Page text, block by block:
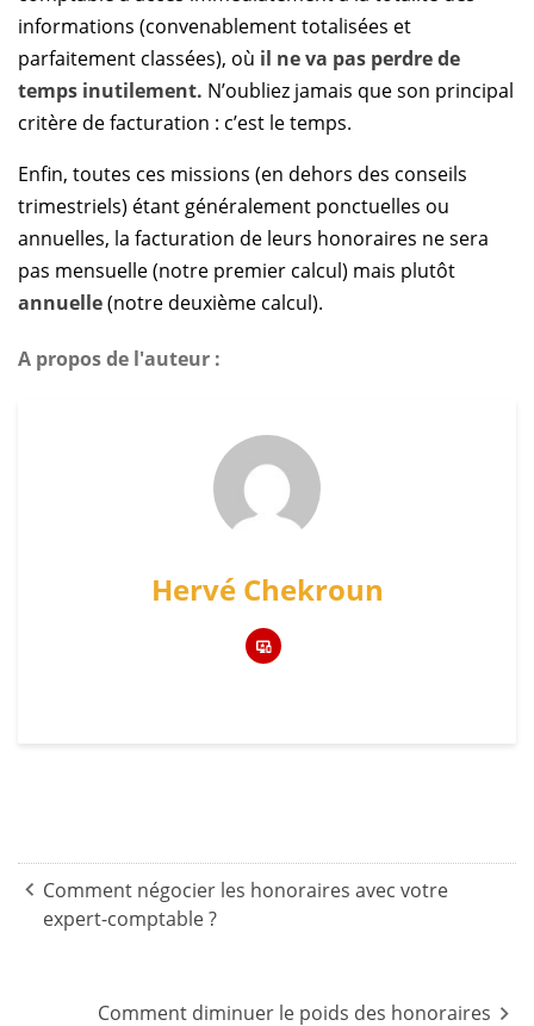
informations (convenablement totalisées et
parfaitement classées), où il ne va pas perdre de
temps inutilement. N’oubliez jamais que son principal
critère de facturation : c’est le temps.
Enfin, toutes ces missions (en dehors des conseils
trimestriels) étant généralement ponctuelles ou
annuelles, la facturation de leurs honoraires ne sera
pas mensuelle (notre premier calcul) mais plutôt
annuelle(notre deuxième calcul).
A propos de l'auteur :
Hervé Chekroun
de
l’article
Comment négocier les honoraires avec votre
expert-comptable ?
Comment diminuer le poids des honoraires